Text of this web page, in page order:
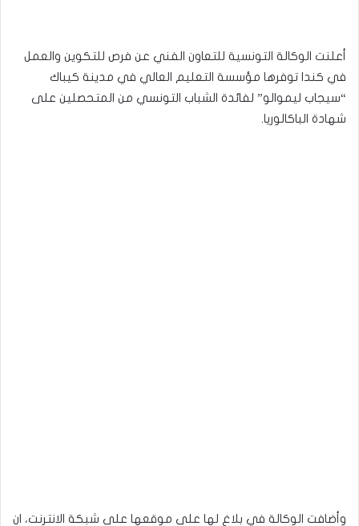
أعلنت الوكالة التونسية للتعاون الفني عن فرص للتكوين والعمل
في كندا توفرها مؤسسة التعليم العالي في مدينة كيباك
“سيجاب ليموالو” لفائدة الشباب التونسي من المتحصلين على
شهادة الباكالوريا.
وأضافت الوكالة في بلاغ لها على موقعها على شبكة الانترنت، ان